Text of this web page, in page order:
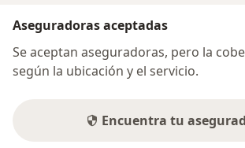
Aseguradoras aceptadas
Se aceptan aseguradoras, pero la
según la ubicación y el servicio.
Encuentra tu